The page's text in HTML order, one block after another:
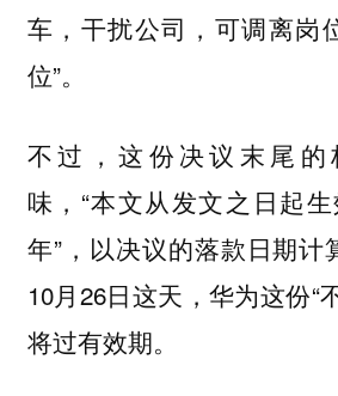
车，干扰公司，可调离岗
位”。
不过，这份决议末尾
味，“本文从发文之日起
年”，以决议的落款日期计
10月26日这天，华为这份“
将过有效期。